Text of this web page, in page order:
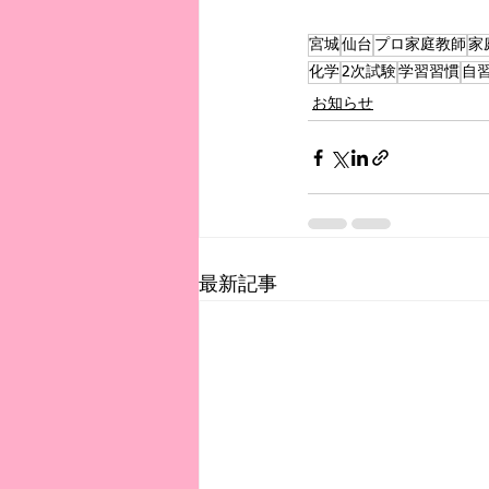
宮城仙台 プロ家庭教師 家
化学2次試験学習習慣 自
お知らせ
最新記事